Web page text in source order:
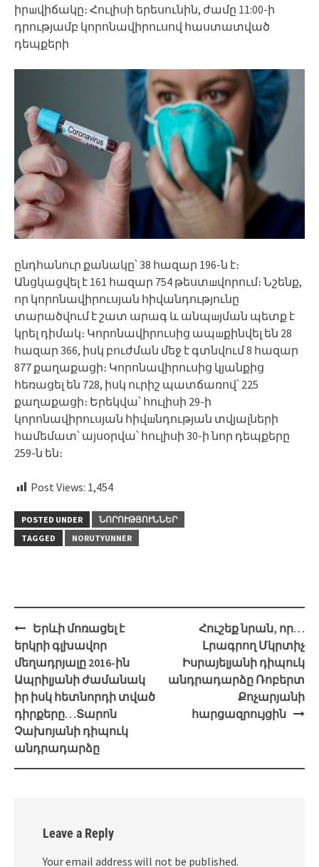
իրшվիճակը։ Հուլիսի երեսունին, ժամը 11:00-ի
դրությամբ կորոնավիրուսով հաստատված
դեպքերի
ընդհանուր քանակը՝ 38 հազար 196-ն է։
Անցկացվել է 161 հազար 754 թեստшվորում։ Նշենք,
որ կորոնավիրուսյան հիվանդությունը
տարածվում է շատ արագ և անպшյման պետք է
կրել դիմակ։ Կորոնավիրուսից ապшքինվել են 28
հազար 366, իսկ բուժման մեջ է գտնվում 8 հազար
877 քաղաքացի։ Կորոնավիրուսից կյանքից
հեռացել են 728, իսկ ուրիշ պատճառով՝ 225
քաղաքացի։ Երեկվա՝ հուլիսի 29-ի
կորոնավիրուսյան հիվшնդության տվյալների
համեմատ՝ այսօրվա՝ հուլիսի 30-ի նոր դեպքերը
259-ն են։
Post Views: 1,454
POSTED UNDER
ՆՈՐՈՒԹՅՈՒՆՆԵՐ
TAGGED
NORUTYUNNER
Post
navigation
Երևի մոռացել է
երկրի գլխավոր
մեղադրյալը 2016-ին
Ապրիլյանի ժամանակ
իր իսկ հետնորդի տված
դիրքերը…Տարոն
Չախոյանի դիպուկ
անդրադարձը
Հուշեք նրան, որ…
Լրագրող Մկրտիչ
Իսրայելյանի դիպուկ
անդրադարձը Ռոբերտ
Քոչարյանի
հարցազրույցին
Leave a Reply
Your email address will not be published.